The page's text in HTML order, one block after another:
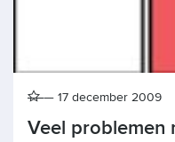
Veel problemen
17 december 2009